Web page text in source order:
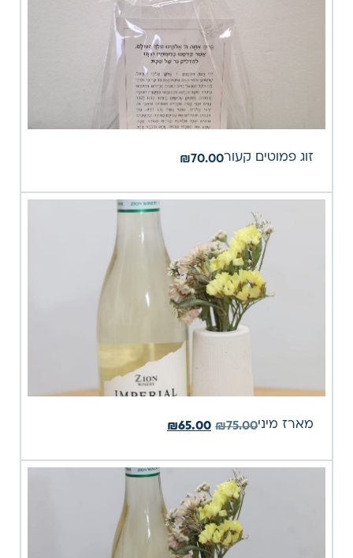
זוג פמוטים קעור ₪70.00
מארז מיני ₪75.00
₪65.00